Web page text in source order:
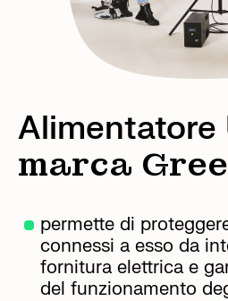
Alimentatore
marca
permette di
connessi a esso da
fornitura elettrica e
del funzionamento